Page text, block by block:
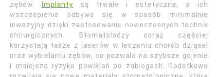
zębów.
Implanty są trwałe i estetyczne, a ich
wszczepienie odbywa się w sposób minimalnie
inwazyjny dzięki zastosowaniu nowoczesnych technik
chirurgicznych. Stomatolodzy coraz częściej
korzystają także z laserów w leczeniu chorób dziąseł
oraz wybielaniu zębów, co pozwala na szybsze gojenie
i mniejsze ryzyko powikłań po zabiegach. Dodatkowo